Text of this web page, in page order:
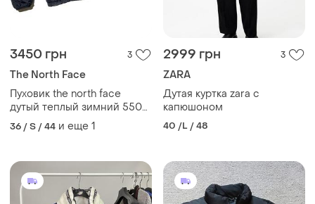
3450 грн 3
The North Face
Пуховик the north face
дутый теплый зимний 550
puffer рs
36 / S / 44 и еще 1
2999 грн 3
ZARA
Дутая куртка zara с
капюшоном
40 /L / 48